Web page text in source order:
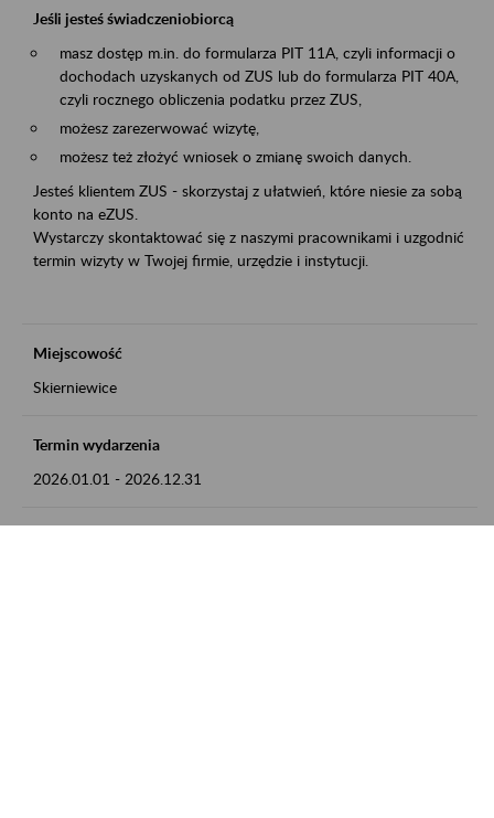
Jeśli jesteś świadczeniobiorcą
masz dostęp m.in. do formularza PIT 11A, czyli informacji o
dochodach uzyskanych od ZUS lub do formularza PIT 40A,
czyli rocznego obliczenia podatku przez ZUS,
możesz zarezerwować wizytę,
możesz też złożyć wniosek o zmianę swoich danych.
Jesteś klientem ZUS - skorzystaj z ułatwień, które niesie za sobą
konto na eZUS.
Wystarczy skontaktować się z naszymi pracownikami i uzgodnić
termin wizyty w Twojej firmie, urzędzie i instytucji.
Miejscowość
Skierniewice
Termin wydarzenia
2026.01.01 - 2026.12.31